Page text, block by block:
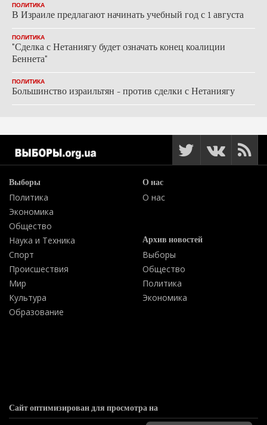
ПОЛИТИКА
В Израиле предлагают начинать учебный год с 1 августа
ПОЛИТИКА
"Сделка с Нетаниягу будет означать конец коалиции
Беннета"
ПОЛИТИКА
Большинство израильтян - против сделки с Нетаниягу
Выборы
Политика
Экономика
Общество
Наука и Техника
Спорт
Происшествия
Мир
Культура
Образование
О нас
О нас
Архив новостей
Выборы
Общество
Политика
Экономика
Сайт оптимизирован для просмотра на